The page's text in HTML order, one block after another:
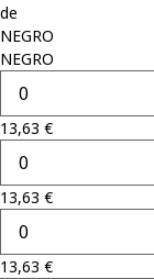
NEGRO
13,63 €
13,63 €
13,63 €